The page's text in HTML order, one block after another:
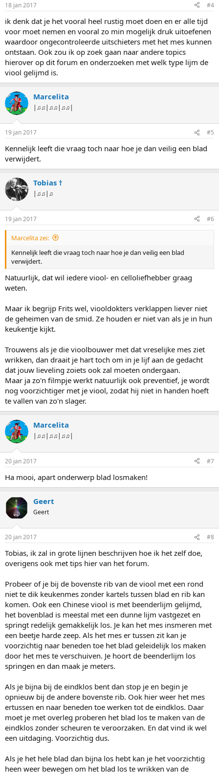
18 jan 2017 #4
ik denk dat je het vooral heel rustig moet doen en er alle tijd
voor moet nemen en vooral zo min mogelijk druk uitoefenen
waardoor ongecontroleerde uitschieters met het mes kunnen
ontstaan. Ook zou ik op zoek gaan naar andere topics
hierover op dit forum en onderzoeken met welk type lijm de
viool gelijmd is.
Marcelita
|♫♫|♫♫|♫♫|
19 jan 2017 #5
Kennelijk leeft die vraag toch naar hoe je dan veilig een blad
verwijdert.
Tobias †
|♫♫|♫
19 jan 2017 #6
Marcelita zei:
Kennelijk leeft die vraag toch naar hoe je dan veilig een blad
verwijdert.
Natuurlijk, dat wil iedere viool- en celloliefhebber graag
weten.
Maar ik begrijp Frits wel, viooldokters verklappen liever niet
de geheimen van de smid. Ze houden er niet van als je in hun
keukentje kijkt.
Trouwens als je die vioolbouwer met dat vreselijke mes ziet
wrikken, dan draait je hart toch om in je lijf aan de gedacht
dat jouw lieveling zoiets ook zal moeten ondergaan.
Maar ja zo'n filmpje werkt natuurlijk ook preventief, je wordt
nog voorzichtiger met je viool, zodat hij niet in handen hoeft
te vallen van zo'n slager.
Marcelita
|♫♫|♫♫|♫♫|
20 jan 2017 #7
Ha mooi, apart onderwerp blad losmaken!
Geert
Geert
20 jan 2017 #8
Tobias, ik zal in grote lijnen beschrijven hoe ik het zelf doe,
overigens ook met tips hier van het forum.
Probeer of je bij de bovenste rib van de viool met een rond
niet te dik keukenmes zonder kartels tussen blad en rib kan
komen. Ook een Chinese viool is met beenderlijm gelijmd,
het bovenblad is meestal met een dunne lijm vastgezet en
springt redelijk gemakkelijk los. Je kan het mes insmeren met
een beetje harde zeep. Als het mes er tussen zit kan je
voorzichtig naar beneden toe het blad geleidelijk los maken
door het mes te verschuiven. Je hoort de beenderlijm los
springen en dan maak je meters.
Als je bijna bij de eindklos bent dan stop je en begin je
opnieuw bij de andere bovenste rib. Ook hier weer het mes
ertussen en naar beneden toe werken tot de eindklos. Daar
moet je met overleg proberen het blad los te maken van de
eindklos zonder scheuren te veroorzaken. En dat vind ik wel
een uitdaging. Voorzichtig dus.
Als je het hele blad dan bijna los hebt kan je het voorzichtig
heen weer bewegen om het blad los te wrikken van de